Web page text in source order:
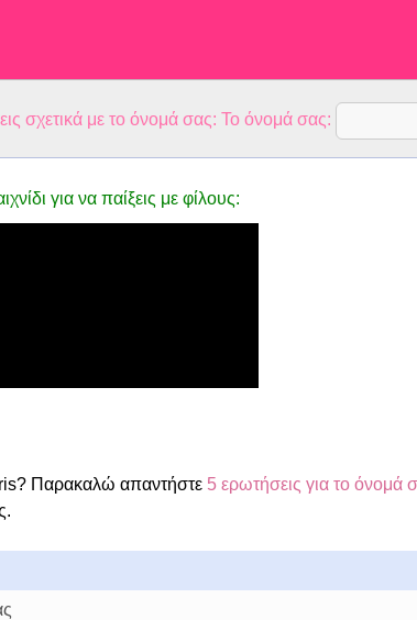
σχετικά με το όνομά σας: Το όνομά σας:
για να παίξεις με φίλους:
Παρακαλώ απαντήστε5 ερωτήσεις για το όνομά